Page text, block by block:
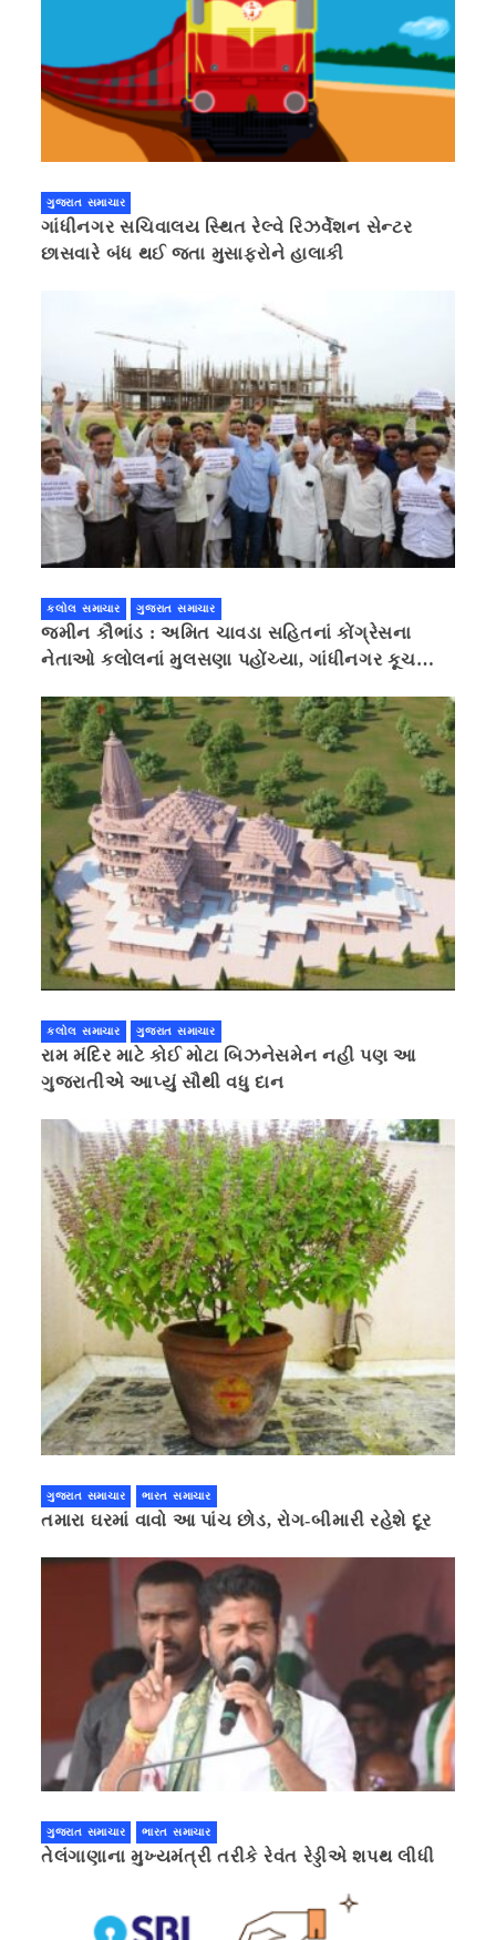
ગુજરાત સમાચાર
ગાંધીનગર સચિવાલય સ્થિત રેલ્વે રિઝર્વેશન સેન્ટર
છાસવારે બંધ થઈ જતા મુસાફરોને હાલાકી
કલોલ સમાચાર ગુજરાત સમાચાર
જમીન કૌભાંડ : અમિત ચાવડા સહિતનાં કોંગ્રેસના
નેતાઓ કલોલનાં મુલસણા પહોંચ્યા, ગાંધીનગર કૂચ
કલોલ સમાચાર ગુજરાત સમાચાર
રામ મંદિર માટે કોઈ મોટા બિઝનેસમેન નહી પણ આ
ગુજરાતીએ આપ્યું સૌથી વધુ દાન
ગુજરાત સમાચાર ભારત સમાચાર
તમારા ઘરમાં વાવો આ પાંચ છોડ, રોગ-બીમારી રહેશે દૂર
ગુજરાત સમાચાર ભારત સમાચાર
તેલંગાણાના મુખ્યમંત્રી તરીકે રેવંત રેડ્ડીએ શપથ લીધી